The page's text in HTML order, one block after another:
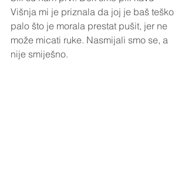
Višnja mi je priznala da joj je baš teško
palo što je morala prestat pušit, jer ne
može micati ruke. Nasmijali smo se, a
nije smiješno.